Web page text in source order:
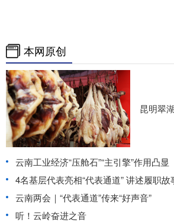
本网原创
昆明翠
云南工业经济“压舱石”“主引擎”作用凸显
4名基层代表亮相“代表通道” 讲述履职故
云南两会｜“代表通道”传来“好声音”
听！云岭奋进之音